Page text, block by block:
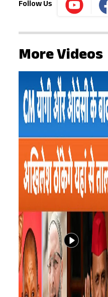
Follow Us
More Videos